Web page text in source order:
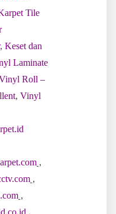
Tile
, Keset dan
Laminate
Roll –
, Vinyl
,
,
,
,